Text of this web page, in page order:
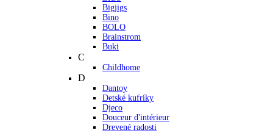
Bigjigs
Bino
BOLO
Brainstrom
Buki
C
Childhome
D
Dantoy
Detské kufríky
Djeco
Douceur d'intérieur
Drevené radosti